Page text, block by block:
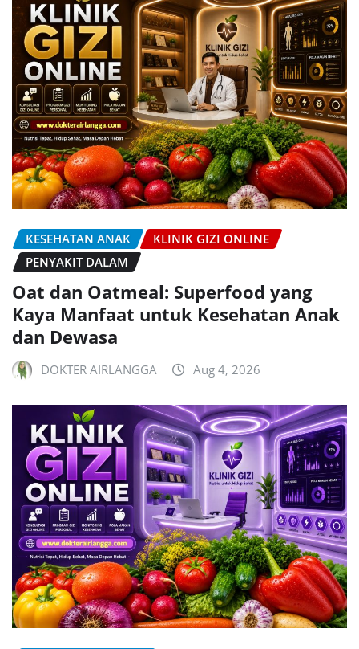
KESEHATAN ANAK
KLINIK GIZI ONLINE
PENYAKIT DALAM
Oat dan Oatmeal: Superfood yang
Kaya Manfaat untuk Kesehatan Anak
dan Dewasa
DOKTER AIRLANGGA Aug 4, 2026